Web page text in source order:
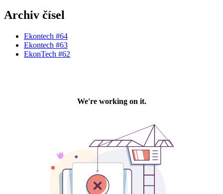
Archiv čísel
Ekontech #64
Ekontech #63
EkonTech #62